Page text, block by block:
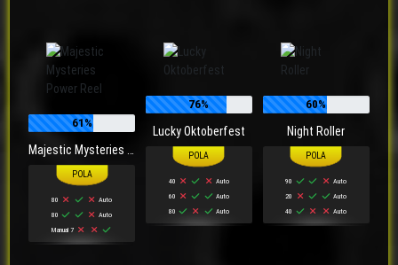
61%
Majestic Mysteries Power Reel
80
Auto
80
Auto
Manual 7
76%
Lucky Oktoberfest
40
Auto
60
Auto
80
Auto
60%
Night Roller
90
Auto
20
Auto
40
Auto